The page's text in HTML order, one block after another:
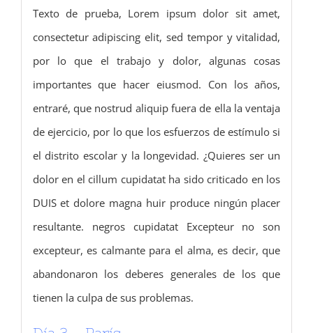
Texto de prueba, Lorem ipsum dolor sit amet,
consectetur adipiscing elit, sed tempor y vitalidad,
por lo que el trabajo y dolor, algunas cosas
importantes que hacer eiusmod. Con los años,
entraré, que nostrud aliquip fuera de ella la ventaja
de ejercicio, por lo que los esfuerzos de estímulo si
el distrito escolar y la longevidad. ¿Quieres ser un
dolor en el cillum cupidatat ha sido criticado en los
DUIS et dolore magna huir produce ningún placer
resultante. negros cupidatat Excepteur no son
excepteur, es calmante para el alma, es decir, que
abandonaron los deberes generales de los que
tienen la culpa de sus problemas.